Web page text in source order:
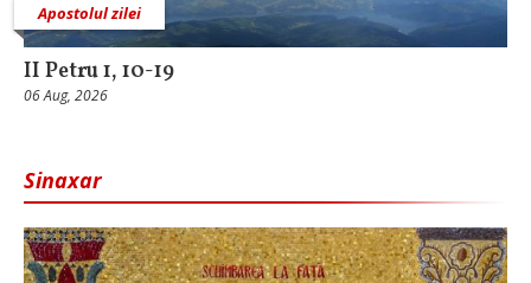
Apostolul zilei
II Petru 1, 10-19
06 Aug, 2026
Sinaxar